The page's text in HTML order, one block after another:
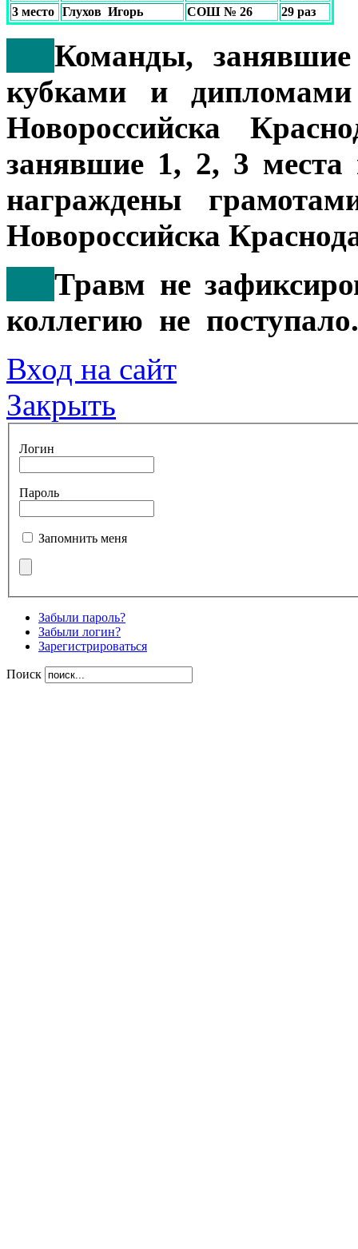
3 место Глухов Игорь СОШ № 26 29 раз
Команды,
кубками и
Новороссийска
занявшие 1, 2, 3 места
награждены
Новороссийска
Травм не
коллегию не поступало.
Вход на сайт
Закрыть
Логин
Пароль
Запомнить меня
Забыли пароль?
Забыли логин?
Зарегистрироваться
Поиск